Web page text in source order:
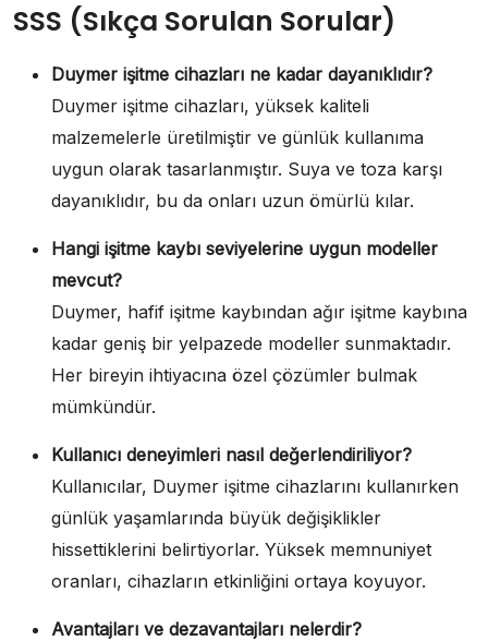
SSS (Sıkça Sorulan Sorular)
Duymer işitme cihazları ne kadar dayanıklıdır?
Duymer işitme cihazları, yüksek kaliteli
malzemelerle üretilmiştir ve günlük kullanıma
uygun olarak tasarlanmıştır. Suya ve toza karşı
dayanıklıdır, bu da onları uzun ömürlü kılar.
Hangi işitme kaybı seviyelerine uygun modeller
mevcut?
Duymer, hafif işitme kaybından ağır işitme kaybına
kadar geniş bir yelpazede modeller sunmaktadır.
Her bireyin ihtiyacına özel çözümler bulmak
mümkündür.
Kullanıcı deneyimleri nasıl değerlendiriliyor?
Kullanıcılar, Duymer işitme cihazlarını kullanırken
günlük yaşamlarında büyük değişiklikler
hissettiklerini belirtiyorlar. Yüksek memnuniyet
oranları, cihazların etkinliğini ortaya koyuyor.
Avantajları ve dezavantajları nelerdir?